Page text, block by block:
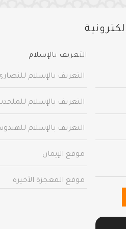
التعريف بالإسلام
التعريف بالإسلام
التعريف بالإسلام
التعريف بالإسلام
موقع الإيمان
موقع المعجزة الأخيرة